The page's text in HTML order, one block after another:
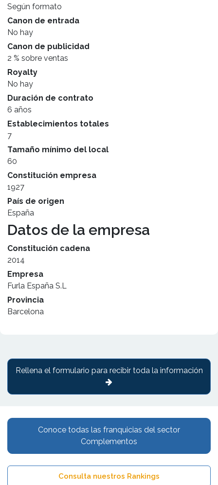
Según formato
Canon de entrada
No hay
Canon de publicidad
2 % sobre ventas
Royalty
No hay
Duración de contrato
6 años
Establecimientos totales
7
Tamaño mínimo del local
60
Constitución empresa
1927
País de origen
España
Datos de la empresa
Constitución cadena
2014
Empresa
Furla España S.L
Provincia
Barcelona
Conoce todas las franquicias del sector
Complementos
Consulta nuestros Rankings